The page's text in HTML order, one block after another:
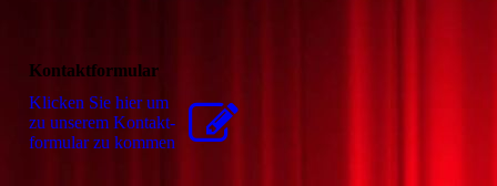
Kontaktformular
Klicken Sie hier um
zu unserem Kon­takt­
for­mu­lar zu kommen